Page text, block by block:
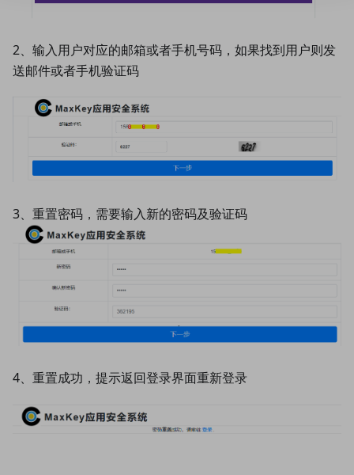
2、输入用户对应的邮箱或者手机号码，如果找到用户则发
送邮件或者手机验证码
3、重置密码，需要输入新的密码及验证码
4、重置成功，提示返回登录界面重新登录